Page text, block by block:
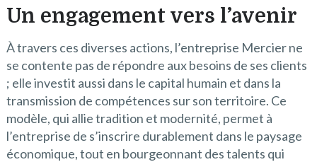
Un engagement vers l’avenir
À travers ces diverses actions, l’entreprise Mercier ne
se contente pas de répondre aux besoins de ses clients
; elle investit aussi dans le capital humain et dans la
transmission de compétences sur son territoire. Ce
modèle, qui allie tradition et modernité, permet à
l’entreprise de s’inscrire durablement dans le paysage
économique, tout en bourgeonnant des talents qui